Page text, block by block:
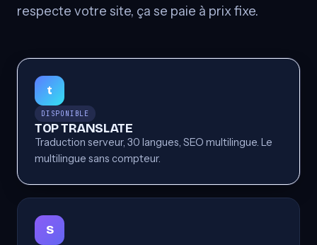
respecte votre site, ça se paie à prix fixe.
t
DISPONIBLE
TOP TRANSLATE
Traduction serveur, 30 langues, SEO multilingue. Le
multilingue sans compteur.
S